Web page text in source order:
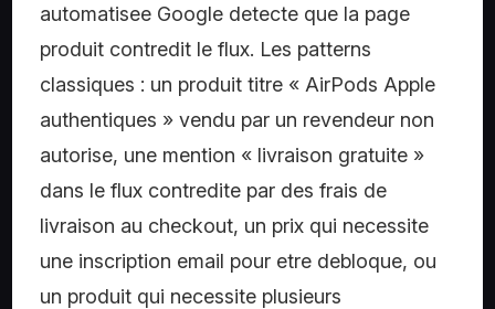
automatisee Google detecte que la page
produit contredit le flux. Les patterns
classiques : un produit titre « AirPods Apple
authentiques » vendu par un revendeur non
autorise, une mention « livraison gratuite »
dans le flux contredite par des frais de
livraison au checkout, un prix qui necessite
une inscription email pour etre debloque, ou
un produit qui necessite plusieurs